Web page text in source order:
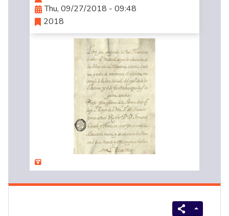
Thu, 09/27/2018 - 09:48
2018